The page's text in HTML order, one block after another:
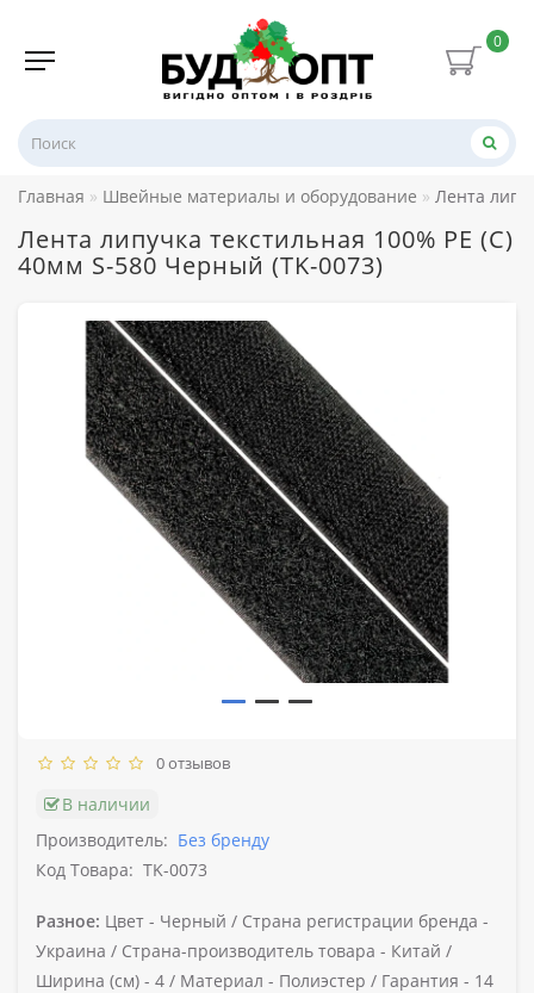
0
Главная Швейные материалы и оборудование Лента
Лента липучка текстильная 100% PE (C)
40мм S-580 Черный (TK-0073)
0 отзывов
В наличии
Производитель: Без бренду
Код Товара: TK-0073
Разное: Цвет - Черный / Страна регистрации бренда -
Украина / Страна-производитель товара - Китай /
Ширина (cм) - 4 / Материал - Полиэстер / Гарантия - 14